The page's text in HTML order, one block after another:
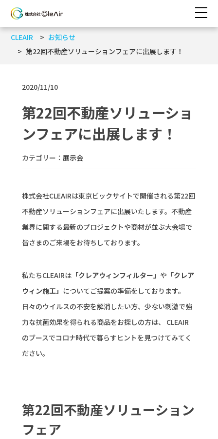
CLEAIR
お知らせ
第22回不動産ソリューションフェアに出展します！
2020/11/10
第22回不動産ソリューショ
ンフェアに出展します！
カテゴリー： 展示会
株式会社CLEAIRは東京ビックサイトで開催される第22回
不動産ソリューションフェアに出展いたします。不動産
業界に関する最新のプロジェクトや商材が並ぶ大会場で
皆さまのご来場をお待ちしております。
私たちCLEAIRは「クレアウィンフィルター」 や 「クレア
ウィン施工」 についてご提案の準備をしております。
日々のウイルスの不安を解消したい方、少ない刺激で強
力な抗菌効果を得られる商品をお探しの方は、 CLEAIR
のブースでコロナ時代で暮らすヒントを見つけてみてく
ださい。
第22回不動産ソリューション
フェア